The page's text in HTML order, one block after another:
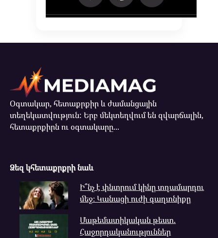
Օգտակար, հետաքրքիր և ժամանցային
տեղեկատվություն: Երբ մեկտեղվում են զվարճալին,
հետաքրքիրն ու օգտակարը...
Ձեզ կհետաքրքրի նաև
Ի՞նչ է փնտրում կինը տղամարդու
մեջ։ Կանացի ուժի գաղտնիքը
Մաթեմատիկական թեստ.
Հաջորդականություններ